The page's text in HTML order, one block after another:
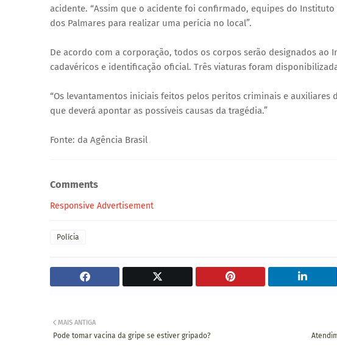
acidente. “Assim que o acidente foi confirmado, equipes do
dos Palmares para realizar uma perícia no local”.
De acordo com a corporação, todos os corpos serão designados ao
cadavéricos e identificação oficial. Três viaturas foram
“Os levantamentos iniciais feitos pelos peritos criminais e
que deverá apontar as possíveis causas da tragédia.”
Fonte: da Agência Brasil
Comments
Responsive Advertisement
Polícia
MAIS ANTIGA
Pode tomar vacina da gripe se estiver gripado?